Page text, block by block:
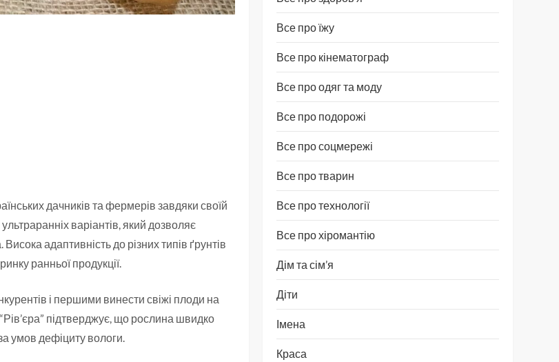
дачників та фермерів завдяки своїй
варіантів, який дозволяє
адаптивність до різних типів ґрунтів
ранньої продукції.
і першими винести свіжі плоди на
підтверджує, що рослина швидко
умов дефіциту вологи.
Все про їжу
Все про кінематограф
Все про одяг та моду
Все про подорожі
Все про соцмережі
Все про тварин
Все про технології
Все про хіромантію
Дім та сім’я
Діти
Імена
Краса